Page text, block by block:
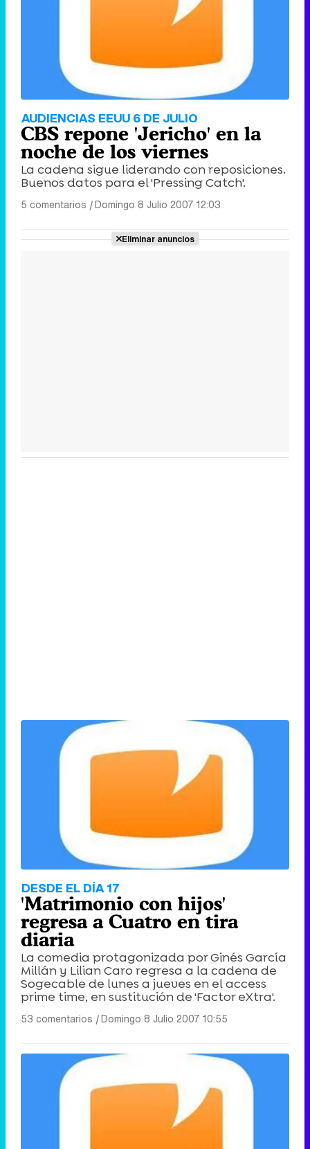
AUDIENCIAS EEUU 6 DE JULIO
CBS repone 'Jericho' en la
noche de los viernes
La cadena sigue liderando con reposiciones.
Buenos datos para el 'Pressing Catch'.
5 comentarios |Domingo 8 Julio 2007 12:03
Eliminar anuncios
DESDE EL DÍA 17
'Matrimonio con hijos'
regresa a Cuatro en tira
diaria
La comedia protagonizada por Ginés García
Millán y Lilian Caro regresa a la cadena de
Sogecable de lunes a jueves en el access
prime time, en sustitución de 'Factor eXtra'.
53 comentarios |Domingo 8 Julio 2007 10:55